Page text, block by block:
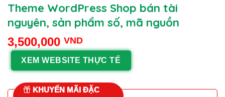
Theme WordPress Shop bán tài
nguyên, sản phẩm số, mã nguồn
3,500,000 VND
XEM WEBSITE THỰC TẾ
KHUYẾN MÃI ĐẶC